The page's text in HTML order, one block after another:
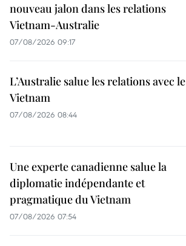
nouveau jalon dans les relations
Vietnam-Australie
07/08/2026 09:17
L’Australie salue les relations avec le
Vietnam
07/08/2026 08:44
Une experte canadienne salue la
diplomatie indépendante et
pragmatique du Vietnam
07/08/2026 07:54